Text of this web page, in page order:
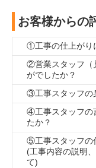
お客様からの
①工事の仕上がり
②営業スタッフ（
がでしたか？
③工事スタッフの
④工事スタッフの
たか？
⑤工事スタッフの
(工事内容の説明
て)